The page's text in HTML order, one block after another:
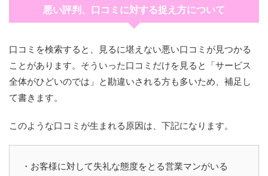
悪い評判、口コミに対する捉え方について
口コミを検索すると、見るに堪えない悪い口コミが見つかる
ことがあります。そういった口コミだけを見ると「サービス
全体がひどいのでは」と勘違いされる方も多いため、補足し
て書きます。
このような口コミが生まれる原因は、下記になります。
・お客様に対して失礼な態度をとる営業マンがいる